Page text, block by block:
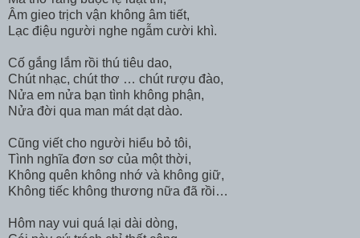
Âm gieo trịch vận không âm tiết,
Lạc điệu người nghe ngẫm cười khì.
Cố gắng lắm rồi thú tiêu dao,
Chút nhạc, chút thơ … chút rượu đào,
Nửa em nửa bạn tình không phận,
Nửa đời qua man mát dạt dào.
Cũng viết cho người hiểu bỏ tôi,
Tình nghĩa đơn sơ của một thời,
Không quên không nhớ và không giữ,
Không tiếc không thương nữa đã rồi…
Hôm nay vui quá lại dài dòng,